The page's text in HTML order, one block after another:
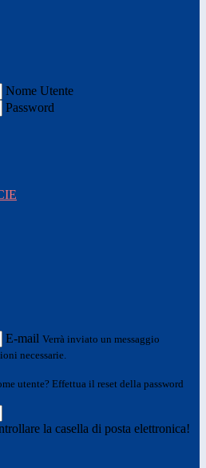
Nome Utente
Password
E-mail Verrà inviato un messaggio
necessarie.
utente? Effettua il reset della password
la casella di posta elettronica!